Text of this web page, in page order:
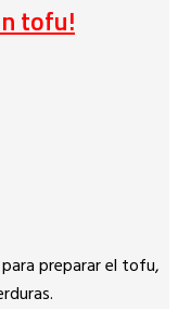
tofu!
preparar el tofu,